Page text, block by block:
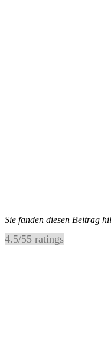
Sie fanden diesen Beitrag
4.5/55 ratings